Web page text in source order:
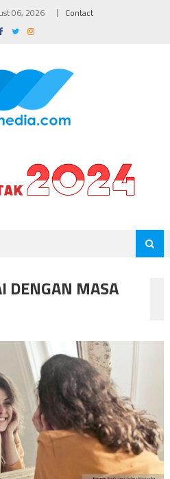
06, 2026 Contact
DENGAN MASA